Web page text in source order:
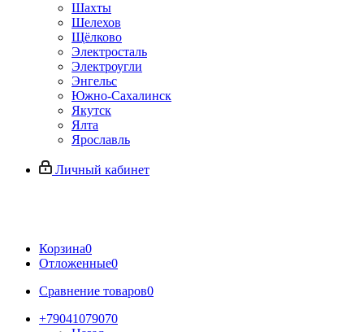
Шахты
Шелехов
Щёлково
Электросталь
Электроугли
Энгельс
Южно-Сахалинск
Якутск
Ялта
Ярославль
Личный кабинет
Корзина0
Отложенные0
Сравнение товаров0
+79041079070